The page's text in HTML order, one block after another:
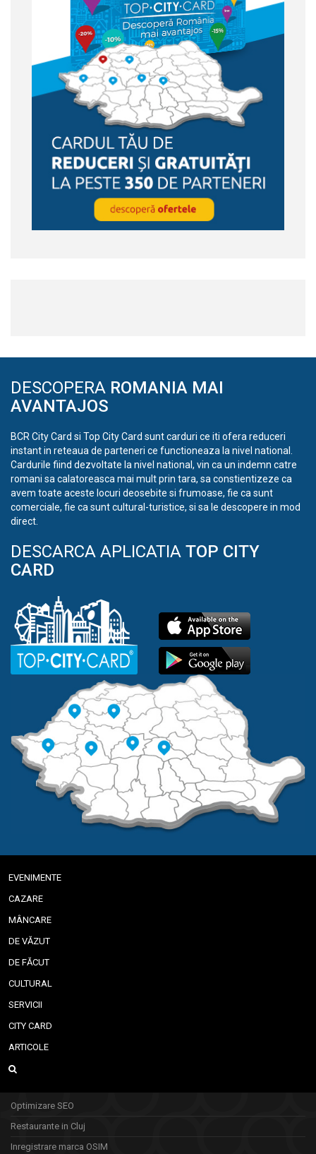
DESCOPERA ROMANIA MAI
AVANTAJOS
BCR City Card si Top City Card sunt carduri ce iti ofera reduceri
instant in reteaua de parteneri ce functioneaza la nivel national.
Cardurile fiind dezvoltate la nivel national, vin ca un indemn catre
romani sa calatoreasca mai mult prin tara, sa constientizeze ca
avem toate aceste locuri deosebite si frumoase, fie ca sunt
comerciale, fie ca sunt cultural-turistice, si sa le descopere in mod
direct.
DESCARCA APLICATIA TOP CITY
CARD
EVENIMENTE
CAZARE
MÂNCARE
DE VĂZUT
DE FĂCUT
CULTURAL
SERVICII
CITY CARD
ARTICOLE
Optimizare SEO
Restaurante in Cluj
Inregistrare marca OSIM